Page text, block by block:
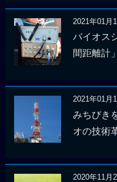
2021年01月
バイオス
間距離計」
2021年01月
みちびき
オの技術
2020年11月